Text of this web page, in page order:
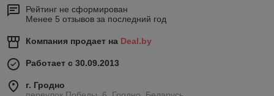
Рейтинг не сформирован
Менее 5 отзывов за последний год
Компания продает на Deal.by
Работает с 30.09.2013
г. Гродно